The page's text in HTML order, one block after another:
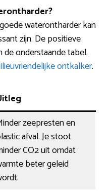
waterontharder kan
zijn. De positieve
onderstaande tabel.
ontkalker.
zeepresten en
afval. Je stoot
CO2 uit omdat
beter geleid